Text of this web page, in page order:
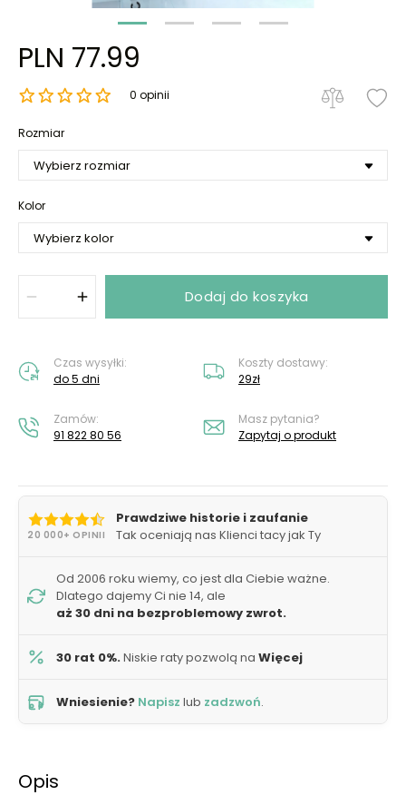
PLN 77.99
0 opinii
Rozmiar
Kolor
Dodaj do koszyka
Czas wysyłki:
do 5 dni
Koszty dostawy:
29zł
Zamów:
91 822 80 56
Masz pytania?
Zapytaj o produkt
20 000+ OPINII
Prawdziwe historie i zaufanie
Tak oceniają nas Klienci tacy jak Ty
Od 2006 roku wiemy, co jest dla Ciebie ważne.
Dlatego dajemy Ci nie 14, ale
aż 30 dni na bezproblemowy zwrot.
30 rat 0%.Niskie raty pozwolą na Więcej
Wniesienie? Napisz lub zadzwoń.
Opis